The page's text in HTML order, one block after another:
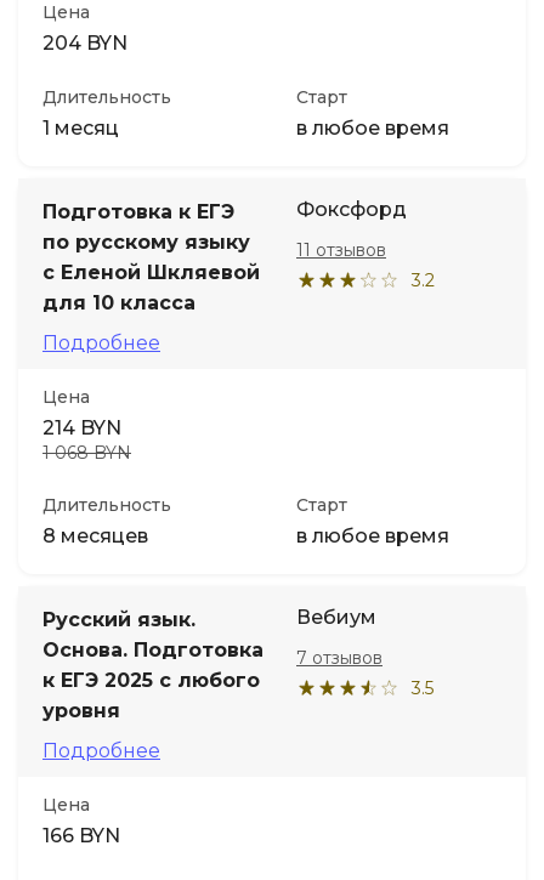
Цена
204 BYN
Длительность
1 месяц
Старт
в любое время
Подготовка к ЕГЭ
по русскому языку
с Еленой Шкляевой
для 10 класса
Подробнее
Фоксфорд
3.2
11 отзывов
Цена
214 BYN
1 068 BYN
Длительность
8 месяцев
Старт
в любое время
Русский язык.
Основа. Подготовка
к ЕГЭ 2025 с любого
уровня
Подробнее
Вебиум
3.5
7 отзывов
Цена
166 BYN